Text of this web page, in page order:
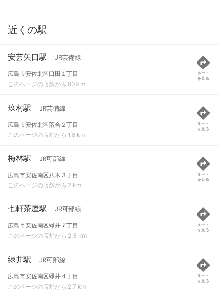
近くの駅
安芸矢口駅 JR芸備線
広島市安佐北区口田１丁目
このページの店舗から 909 m
ルート
を見る
玖村駅 JR芸備線
広島市安佐北区落合２丁目
このページの店舗から 1.8 km
ルート
を見る
梅林駅 JR可部線
広島市安佐南区八木３丁目
このページの店舗から 2 km
ルート
を見る
七軒茶屋駅 JR可部線
広島市安佐南区緑井７丁目
このページの店舗から 2.3 km
ルート
を見る
緑井駅 JR可部線
広島市安佐南区緑井４丁目
このページの店舗から 2.7 km
ルート
を見る